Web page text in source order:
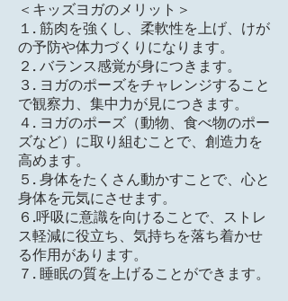
＜キッズヨガのメリット＞
１. 筋肉を強くし、柔軟性を上げ、けが
の予防や体力づくりになります。
２. バランス感覚が身につきます。
３. ヨガのポーズをチャレンジすること
で観察力、集中力が見につきます。
４. ヨガのポーズ（動物、食べ物のポー
ズなど）に取り組むことで、創造力を
高めます。
５. 身体をたくさん動かすことで、心と
身体を元気にさせます。
６.呼吸に意識を向けることで、ストレ
ス軽減に役立ち、気持ちを落ち着かせ
る作用があります。
７. 睡眠の質を上げることができます。